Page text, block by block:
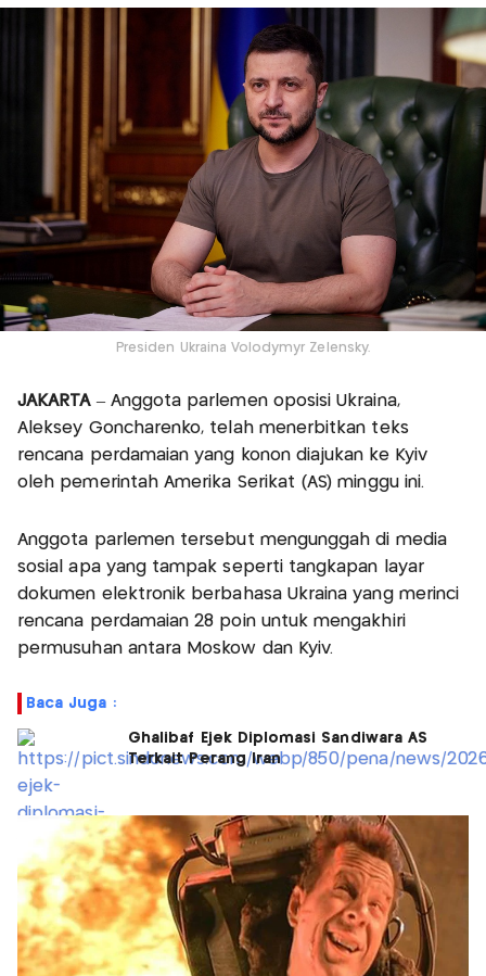
Presiden Ukraina Volodymyr Zelensky.
JAKARTA– Anggota parlemen oposisi Ukraina,
Aleksey Goncharenko, telah menerbitkan teks
rencana perdamaian yang konon diajukan ke Kyiv
oleh pemerintah Amerika Serikat (AS) minggu ini.
Anggota parlemen tersebut mengunggah di media
sosial apa yang tampak seperti tangkapan layar
dokumen elektronik berbahasa Ukraina yang merinci
rencana perdamaian 28 poin untuk mengakhiri
permusuhan antara Moskow dan Kyiv.
Baca Juga :
Ghalibaf Ejek Diplomasi Sandiwara AS
Terkait Perang Iran